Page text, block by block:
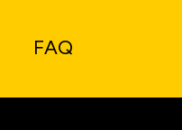
FAQ